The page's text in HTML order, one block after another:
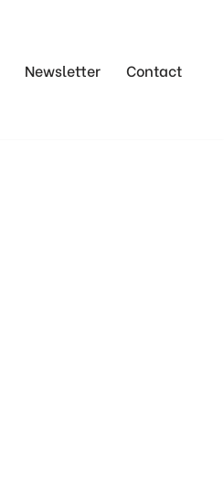
Newsletter Contact